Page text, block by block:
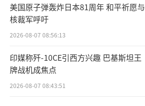
美国原子弹轰炸日本81周年 和平祈愿与
核裁军呼吁
2026-08-07 08:56:13
印媒称歼-10CE引西方兴趣 巴基斯坦王
牌战机成焦点
2026-08-07 08:43:51